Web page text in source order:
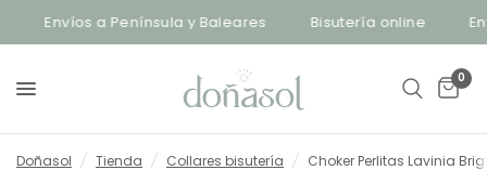
Envíos a Península y Baleares Bisutería online
0
Doñasol / Tienda / Collares bisutería / Choker Perlitas Lavinia